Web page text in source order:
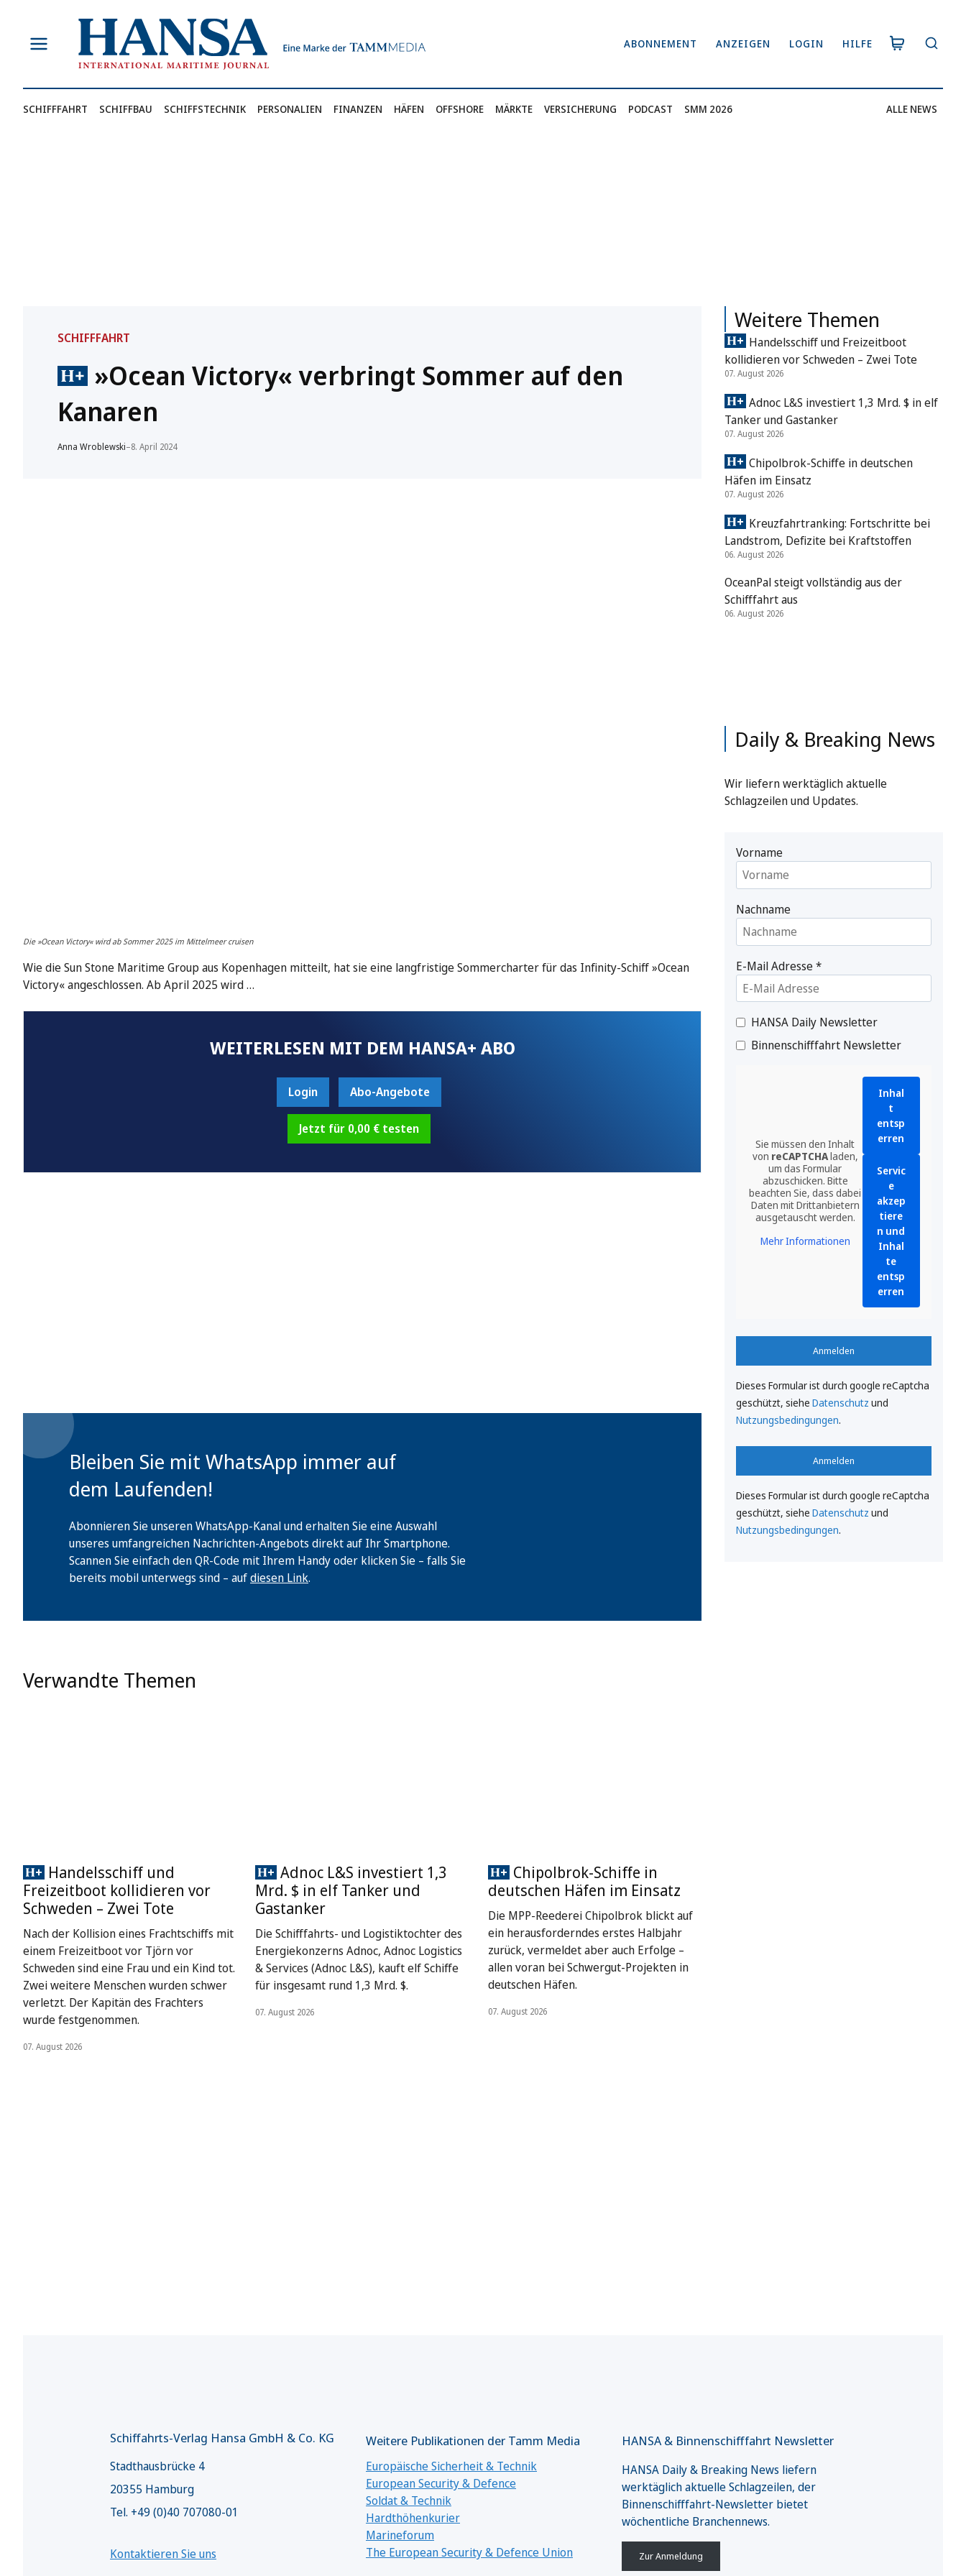
springen
ABONNEMENT ANZEIGEN LOGIN HILFE
SCHIFFFAHRT SCHIFFBAU SCHIFFSTECHNIK PERSONALIEN FINANZEN HÄFEN OFFSHORE MÄRKTE VERSICHERUNG PODCAST SMM 2026 ALLE NEWS
SCHIFFFAHRT
»Ocean Victory« verbringt Sommer auf den
Kanaren
Anna Wroblewski–8. April 2024
Die »Ocean Victory« wird ab Sommer 2025 im Mittelmeer cruisen
Wie die Sun Stone Maritime Group aus Kopenhagen mitteilt, hat sie eine langfristige Sommercharter für das Infinity-Schiff »Ocean
Victory« angeschlossen. Ab April 2025 wird …
WEITERLESEN MIT DEM HANSA+ ABO
Login Abo-Angebote
Jetzt für 0,00 € testen
Bleiben Sie mit WhatsApp immer auf
dem Laufenden!
Abonnieren Sie unseren WhatsApp-Kanal und erhalten Sie eine Auswahl
unseres umfangreichen Nachrichten-Angebots direkt auf Ihr Smartphone.
Scannen Sie einfach den QR-Code mit Ihrem Handy oder klicken Sie – falls Sie
bereits mobil unterwegs sind – aufdiesen Link.
Verwandte Themen
Handelsschiff und
Freizeitboot kollidieren vor
Schweden – Zwei Tote
Nach der Kollision eines Frachtschiffs mit
einem Freizeitboot vor Tjörn vor
Schweden sind eine Frau und ein Kind tot.
Zwei weitere Menschen wurden schwer
verletzt. Der Kapitän des Frachters
wurde festgenommen.
07. August 2026
Adnoc L&S investiert 1,3
Mrd. $ in elf Tanker und
Gastanker
Die Schifffahrts- und Logistiktochter des
Energiekonzerns Adnoc, Adnoc Logistics
& Services (Adnoc L&S), kauft elf Schiffe
für insgesamt rund 1,3 Mrd. $.
07. August 2026
Chipolbrok-Schiffe in
deutschen Häfen im Einsatz
Die MPP-Reederei Chipolbrok blickt auf
ein herausforderndes erstes Halbjahr
zurück, vermeldet aber auch Erfolge –
allen voran bei Schwergut-Projekten in
deutschen Häfen.
07. August 2026
Weitere Themen
Handelsschiff und Freizeitboot
kollidieren vor Schweden – Zwei Tote
07. August 2026
Adnoc L&S investiert 1,3 Mrd. $ in elf
Tanker und Gastanker
07. August 2026
Chipolbrok-Schiffe in deutschen
Häfen im Einsatz
07. August 2026
Kreuzfahrtranking: Fortschritte bei
Landstrom, Defizite bei Kraftstoffen
06. August 2026
OceanPal steigt vollständig aus der
Schifffahrt aus
06. August 2026
Daily & Breaking News
Wir liefern werktäglich aktuelle
Schlagzeilen und Updates.
Vorname
Nachname
E-Mail Adresse*
HANSA Daily Newsletter
Binnenschifffahrt Newsletter
Sie müssen den Inhalt
von reCAPTCHAladen,
um das Formular
abzuschicken. Bitte
beachten Sie, dass dabei
Daten mit Drittanbietern
ausgetauscht werden.
Mehr Informationen
Inhal
t
entsp
erren
Servic
e
akzep
tiere
n und
Inhal
te
entsp
erren
Anmelden
Dieses Formular ist durch google reCaptcha
geschützt, siehe Datenschutz und
Nutzungsbedingungen.
Anmelden
Dieses Formular ist durch google reCaptcha
geschützt, siehe Datenschutz und
Nutzungsbedingungen.
Schiffahrts-Verlag Hansa GmbH & Co. KG
Stadthausbrücke 4
20355 Hamburg
Tel. +49 (0)40 707080-01
Kontaktieren Sie uns
Weitere Publikationen der Tamm Media
Europäische Sicherheit & Technik
European Security & Defence
Soldat & Technik
Hardthöhenkurier
Marineforum
The European Security & Defence Union
HANSA & Binnenschifffahrt Newsletter
HANSA Daily & Breaking News liefern
werktäglich aktuelle Schlagzeilen, der
Binnenschifffahrt-Newsletter bietet
wöchentliche Branchennews.
Zur Anmeldung